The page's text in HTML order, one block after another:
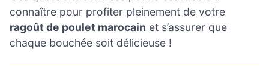
connaître pour profiter pleinement de votre
ragoût de poulet marocain et s’assurer que
chaque bouchée soit délicieuse !